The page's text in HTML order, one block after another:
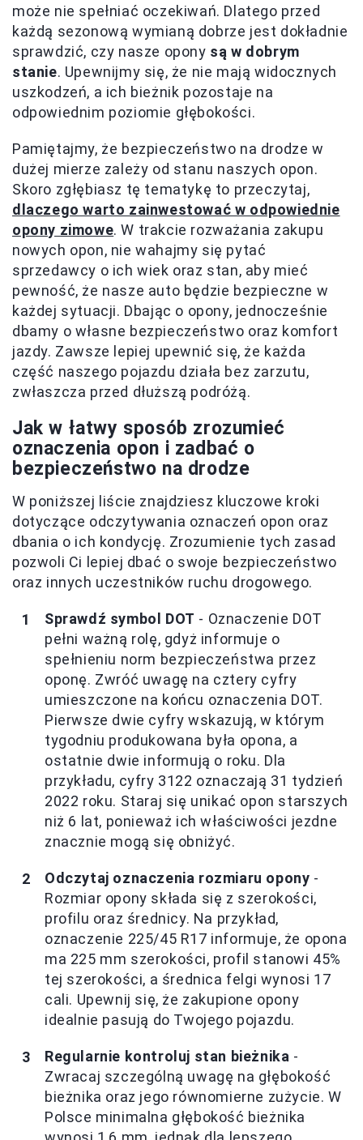
może nie spełniać oczekiwań. Dlatego przed
każdą sezonową wymianą dobrze jest dokładnie
sprawdzić, czy nasze opony są w dobrym
stanie. Upewnijmy się, że nie mają widocznych
uszkodzeń, a ich bieżnik pozostaje na
odpowiednim poziomie głębokości.
Pamiętajmy, że bezpieczeństwo na drodze w
dużej mierze zależy od stanu naszych opon.
Skoro zgłębiasz tę tematykę to przeczytaj,
dlaczego warto zainwestować w odpowiednie
opony zimowe. W trakcie rozważania zakupu
nowych opon, nie wahajmy się pytać
sprzedawcy o ich wiek oraz stan, aby mieć
pewność, że nasze auto będzie bezpieczne w
każdej sytuacji. Dbając o opony, jednocześnie
dbamy o własne bezpieczeństwo oraz komfort
jazdy. Zawsze lepiej upewnić się, że każda
część naszego pojazdu działa bez zarzutu,
zwłaszcza przed dłuższą podróżą.
Jak w łatwy sposób zrozumieć
oznaczenia opon i zadbać o
bezpieczeństwo na drodze
W poniższej liście znajdziesz kluczowe kroki
dotyczące odczytywania oznaczeń opon oraz
dbania o ich kondycję. Zrozumienie tych zasad
pozwoli Ci lepiej dbać o swoje bezpieczeństwo
oraz innych uczestników ruchu drogowego.
Sprawdź symbol DOT - Oznaczenie DOT
pełni ważną rolę, gdyż informuje o
spełnieniu norm bezpieczeństwa przez
oponę. Zwróć uwagę na cztery cyfry
umieszczone na końcu oznaczenia DOT.
Pierwsze dwie cyfry wskazują, w którym
tygodniu produkowana była opona, a
ostatnie dwie informują o roku. Dla
przykładu, cyfry 3122 oznaczają 31 tydzień
2022 roku. Staraj się unikać opon starszych
niż 6 lat, ponieważ ich właściwości jezdne
znacznie mogą się obniżyć.
Odczytaj oznaczenia rozmiaru opony -
Rozmiar opony składa się z szerokości,
profilu oraz średnicy. Na przykład,
oznaczenie 225/45 R17 informuje, że opona
ma 225 mm szerokości, profil stanowi 45%
tej szerokości, a średnica felgi wynosi 17
cali. Upewnij się, że zakupione opony
idealnie pasują do Twojego pojazdu.
Regularnie kontroluj stan bieżnika -
Zwracaj szczególną uwagę na głębokość
bieżnika oraz jego równomierne zużycie. W
Polsce minimalna głębokość bieżnika